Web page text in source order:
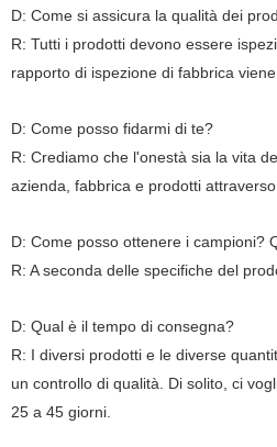
D: Come si assicura la qualità dei
R: Tutti i prodotti devono essere
rapporto di ispezione di fabbrica
D: Come posso fidarmi di te?
R: Crediamo che l'onestà sia la vita
azienda, fabbrica e prodotti
D: Come posso ottenere i campioni?
R: A seconda delle specifiche del
D: Qual è il tempo di consegna?
R: I diversi prodotti e le diverse
un controllo di qualità. Di solito, ci
25 a 45 giorni.